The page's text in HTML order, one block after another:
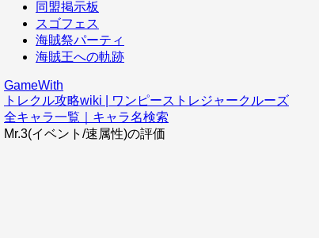
同盟掲示板
スゴフェス
海賊祭パーティ
海賊王への軌跡
GameWith
トレクル攻略wiki | ワンピーストレジャークルーズ
全キャラ一覧｜キャラ名検索
Mr.3(イベント/速属性)の評価